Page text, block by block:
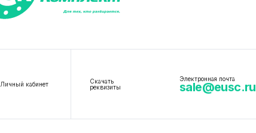
Личный кабинет
Скачать
реквизиты
Электронная почта
sale@eusc.ru